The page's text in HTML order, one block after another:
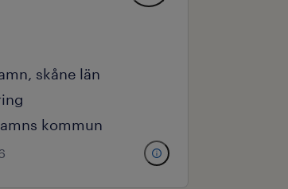
skåne län
kommun